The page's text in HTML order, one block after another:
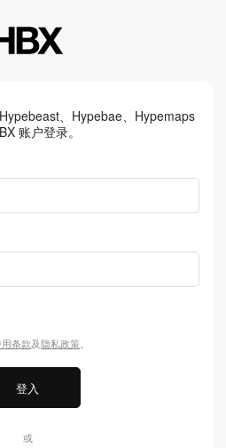
、Hypebae、Hypemaps
账户登录。
条款及隐私政策
登入
或